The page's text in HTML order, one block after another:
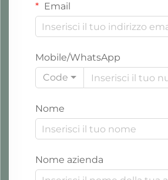
Email
Mobile/WhatsApp
Code
Nome
Nome azienda